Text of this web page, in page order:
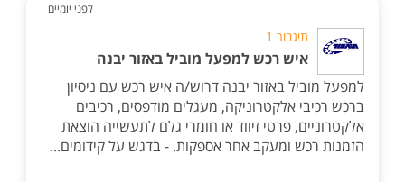
לפני יומיים
תיגבור 1
איש רכש למפעל מוביל באזור יבנה
למפעל מוביל באזור יבנה דרוש/ה איש רכש עם ניסיון
ברכש רכיבי אלקטרוניקה, מעגלים מודפסים, רכיבים
אלקטרוניים, פרטי זיווד או חומרי גלם לתעשייה הוצאת
הזמנות רכש ומעקב אחר אספקות. - בדגש על קידומים...